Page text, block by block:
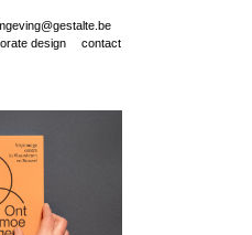
design contact